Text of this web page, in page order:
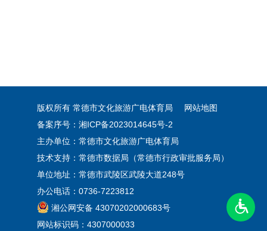
版权所有 常德市文化旅游广电体育局
网站地图
备案序号：湘ICP备2023014645号-2
主办单位：常德市文化旅游广电体育局
技术支持：常德市数据局（常德市行政审批服务局）
单位地址：常德市武陵区武陵大道248号
办公电话：0736-7223812
湘公网安备 43070202000683号
网站标识码：4307000033